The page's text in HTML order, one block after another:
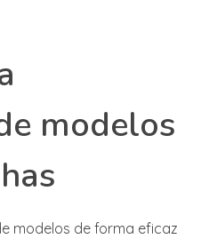
modelos
modelos de forma eficaz